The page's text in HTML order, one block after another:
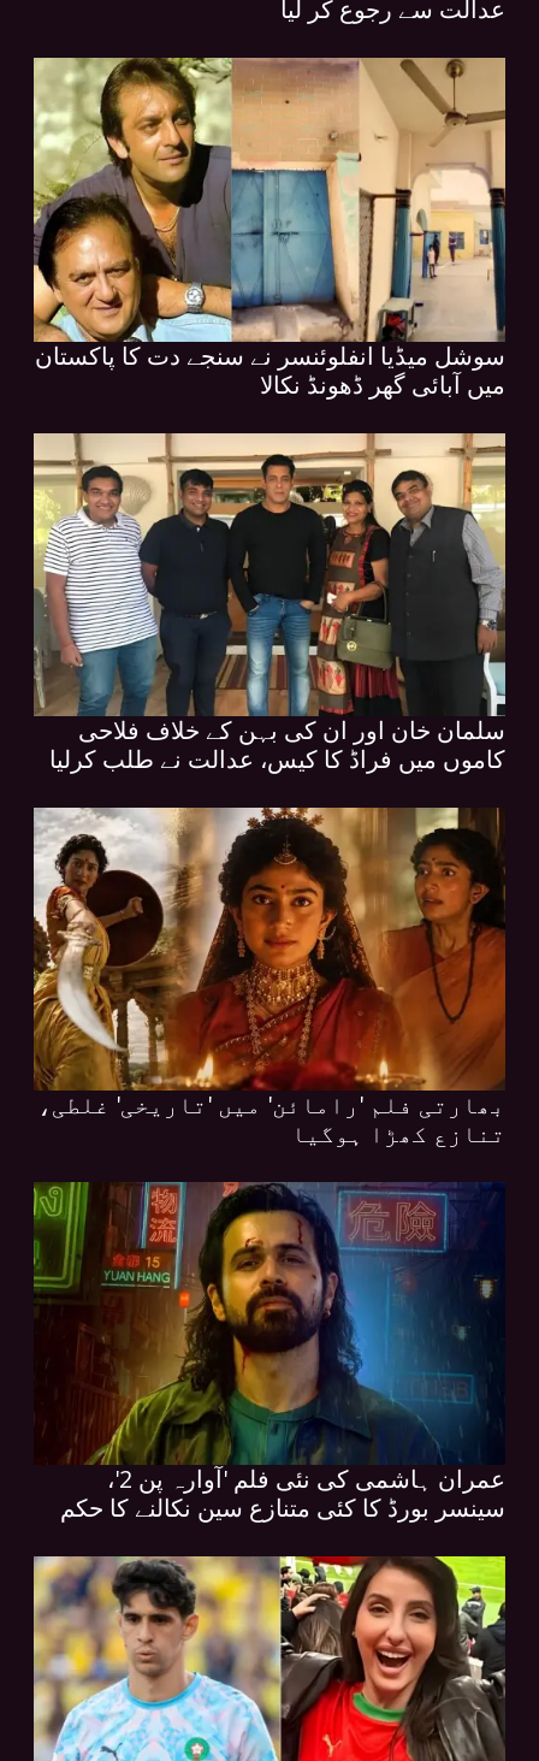
عدالت سے رجوع کر لیا
سوشل میڈیا انفلوئنسر نے سنجے دت کا پاکستان
میں آبائی گھر ڈھونڈ نکالا
سلمان خان اور ان کی بہن کے خلاف فلاحی
کاموں میں فراڈ کا کیس، عدالت نے طلب کرلیا
بھارتی فلم 'رامائن' میں 'تاریخی' غلطی،
تنازع کھڑا ہوگیا
عمران ہاشمی کی نئی فلم 'آوارہ پن 2'،
سینسر بورڈ کا کئی متنازع سین نکالنے کا حکم